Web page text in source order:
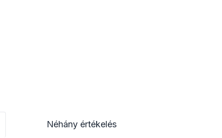
Néhány értékelés